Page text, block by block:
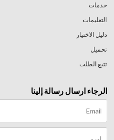
خدمات
التعليمات
دليل الاختيار
تحميل
تتبع الطلب
الرجاء ارسال رسالة إلينا